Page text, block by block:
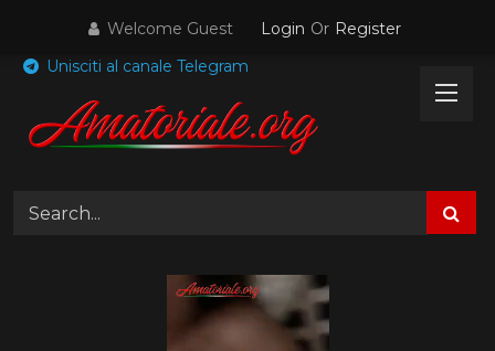
content
Welcome Guest Login Or Register
Unisciti al canale Telegram